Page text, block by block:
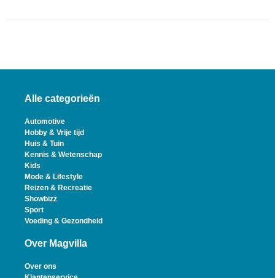
Alle categorieën
Automotive
Hobby & Vrije tijd
Huis & Tuin
Kennis & Wetenschap
Kids
Mode & Lifestyle
Reizen & Recreatie
Showbizz
Sport
Voeding & Gezondheid
Over Magvilla
Over ons